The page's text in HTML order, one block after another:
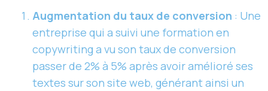
Augmentation du taux de conversion : Une
entreprise qui a suivi une formation en
copywriting a vu son taux de conversion
passer de 2% à 5% après avoir amélioré ses
textes sur son site web, générant ainsi un